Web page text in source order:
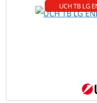
UCH TB LG